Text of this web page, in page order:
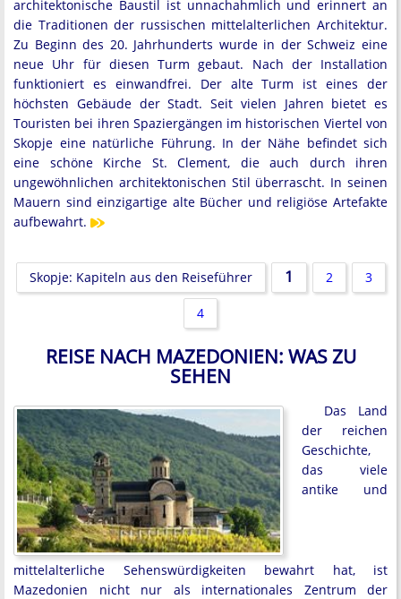
architektonische Baustil ist unnachahmlich und erinnert an
die Traditionen der russischen mittelalterlichen Architektur.
Zu Beginn des 20. Jahrhunderts wurde in der Schweiz eine
neue Uhr für diesen Turm gebaut. Nach der Installation
funktioniert es einwandfrei. Der alte Turm ist eines der
höchsten Gebäude der Stadt. Seit vielen Jahren bietet es
Touristen bei ihren Spaziergängen im historischen Viertel von
Skopje eine natürliche Führung. In der Nähe befindet sich
eine schöne Kirche St. Clement, die auch durch ihren
ungewöhnlichen architektonischen Stil überrascht. In seinen
Mauern sind einzigartige alte Bücher und religiöse Artefakte
aufbewahrt.
Skopje: Kapiteln aus den Reiseführer 1 2 3
4
REISE NACH MAZEDONIEN: WAS ZU
SEHEN
Das Land
der reichen
Geschichte,
das viele
antike und
mittelalterliche Sehenswürdigkeiten bewahrt hat, ist
Mazedonien nicht nur als internationales Zentrum der